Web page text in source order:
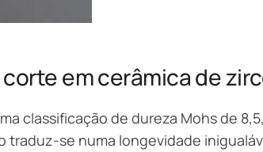
em cerâmica de
classificação de dureza Mohs de
traduz-se numa longevidade